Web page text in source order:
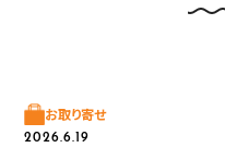
お取り寄せ
2026.6.19